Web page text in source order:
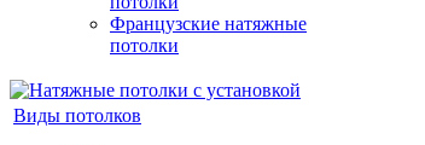
Французские натяжные
потолки
Виды потолков